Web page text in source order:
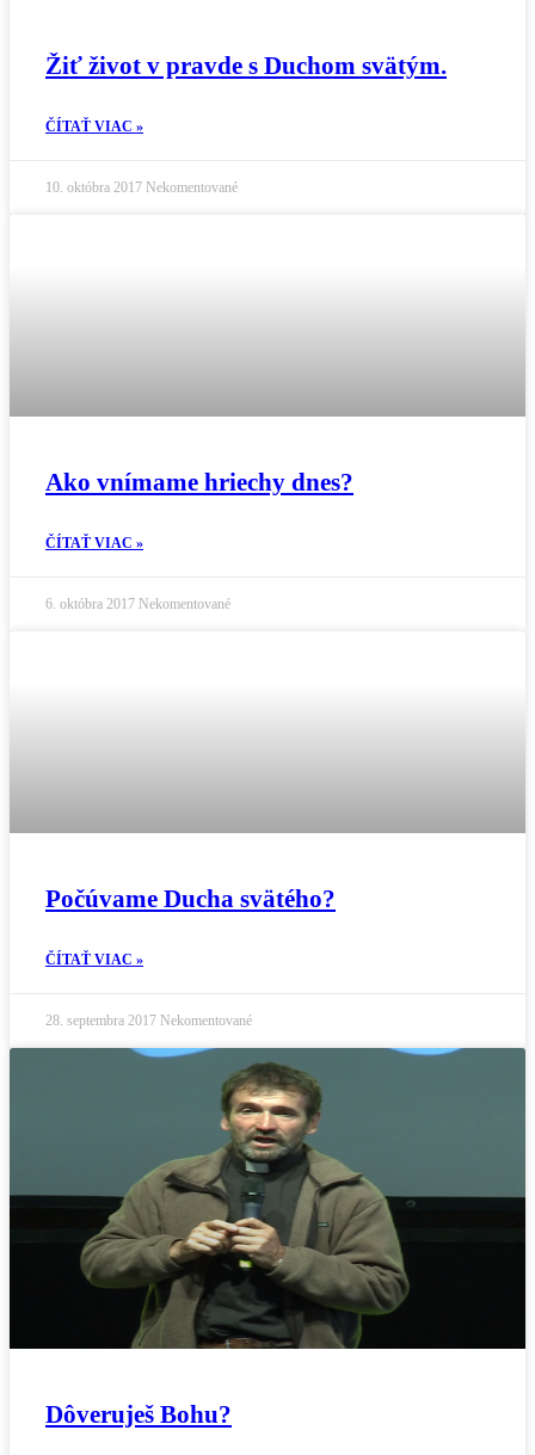
Žiť život v pravde s Duchom svätým.
ČÍTAŤ VIAC »
10. októbra 2017 Nekomentované
Ako vnímame hriechy dnes?
ČÍTAŤ VIAC »
6. októbra 2017 Nekomentované
Počúvame Ducha svätého?
ČÍTAŤ VIAC »
28. septembra 2017 Nekomentované
Dôveruješ Bohu?